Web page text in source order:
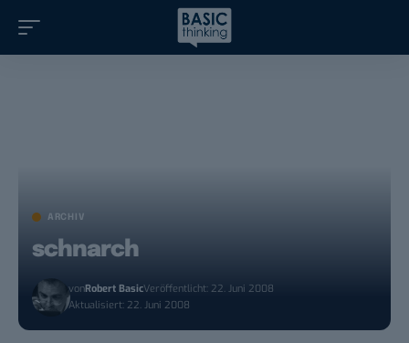
ARCHIV
schnarch
vonRobert BasicVeröffentlicht: 22. Juni 2008
Aktualisiert: 22. Juni 2008